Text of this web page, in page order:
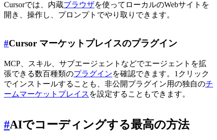
Cursorでは、内蔵ブラウザを使ってローカルのWebサイトを
開き、操作し、プロンプトでやり取りできます。
#Cursor マーケットプレイスのプラグイン
MCP、スキル、サブエージェントなどでエージェントを拡
張できる数百種類のプラグインを確認できます。1クリック
でインストールすることも、非公開プラグイン用の独自のチ
ームマーケットプレイス を設定することもできます。
#AIでコーディングする最高の方法